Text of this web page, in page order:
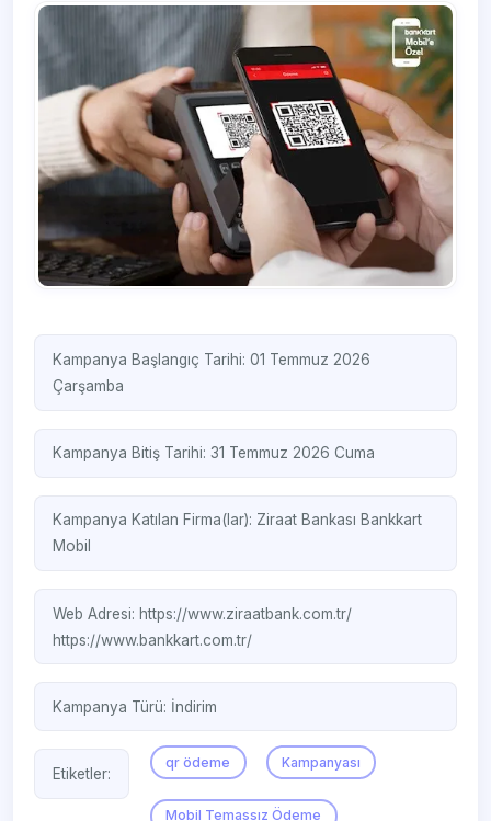
Kampanya Başlangıç Tarihi: 01 Temmuz 2026
Çarşamba
Kampanya Bitiş Tarihi: 31 Temmuz 2026 Cuma
Kampanya Katılan Firma(lar): Ziraat Bankası Bankkart
Mobil
Web Adresi:https://www.ziraatbank.com.tr/
https://www.bankkart.com.tr/
Kampanya Türü: İndirim
Etiketler:
qr ödeme Kampanyası
Mobil Temassız Ödeme